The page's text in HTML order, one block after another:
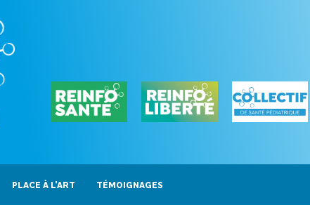
PLACE À L’ART TÉMOIGNAGES